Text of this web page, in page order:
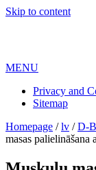
Skip to content
MENU
Privacy and
Sitemap
Homepage / lv / D-
masas